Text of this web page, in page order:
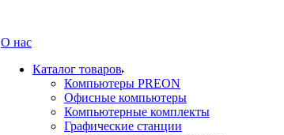
О нас
Каталог товаров
Компьютеры PREON
Офисные компьютеры
Компьютерные комплекты
Графические станции